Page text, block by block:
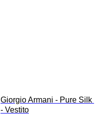
Giorgio Armani - Pure Silk
- Vestito